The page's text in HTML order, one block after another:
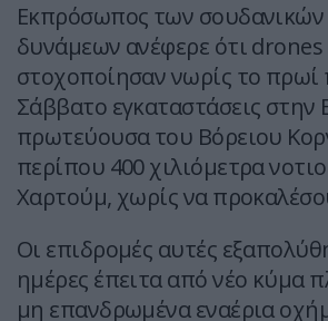
Εκπρόσωπος των
δυνάμεων ανέφερε ότι
στοχοποίησαν νωρίς το πρωί
Σάββατο εγκαταστάσεις στην
πρωτεύουσα του Βόρειου
περίπου 400 χιλιόμετρα
Χαρτούμ, χωρίς να
Οι επιδρομές αυτές
ημέρες έπειτα από νέο κύμα
μη επανδρωμένα εναέρια